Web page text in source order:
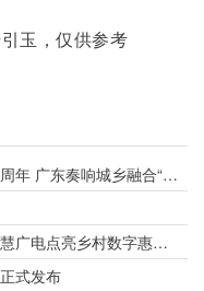
玉，仅供参考
东奏响城乡融合“大合唱”
点亮乡村数字惠民新生活
式发布